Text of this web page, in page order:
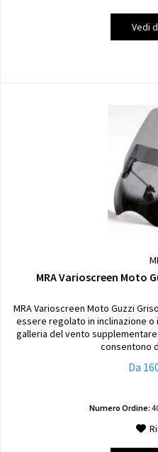
Vedi
MRA Varioscreen Moto
MRA Varioscreen Moto Guzzi
essere regolato in inclinazione o
galleria del vento
consentono
Da
Numero Ordine: